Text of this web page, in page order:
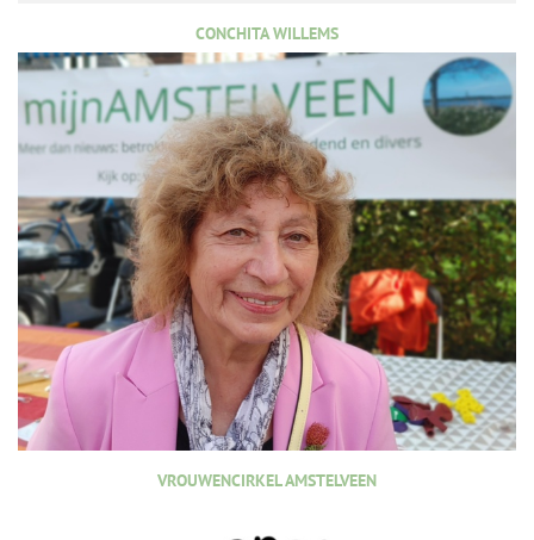
CONCHITA WILLEMS
VROUWENCIRKEL AMSTELVEEN